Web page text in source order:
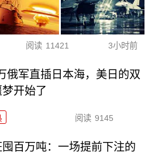
阅读 11421 3小时前
俄军直插日本海，美日的双
开始了
阅读 9145
囤百万吨：一场提前下注的